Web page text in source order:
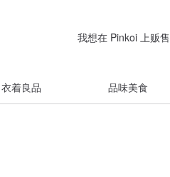
我想在 Pinkoi 上贩售
衣着良品 品味美食